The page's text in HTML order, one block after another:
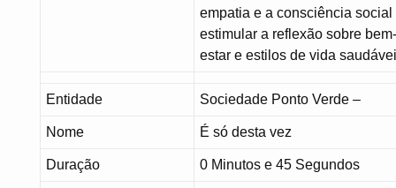
empatia e a consciência social
estimular a reflexão sobre
estar e estilos de vida
Entidade Sociedade Ponto Verde –
Nome É só desta vez
Duração 0 Minutos e 45 Segundos